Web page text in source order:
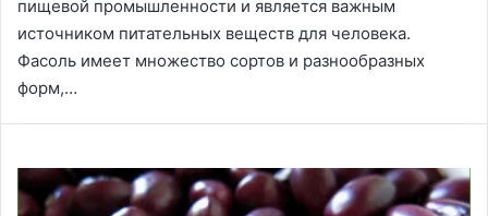
пищевой промышленности и является важным
источником питательных веществ для человека.
Фасоль имеет множество сортов и разнообразных
форм,…